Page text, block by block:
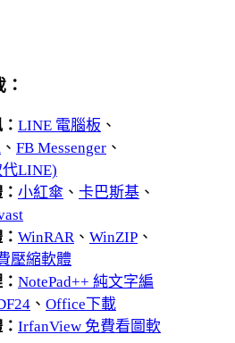
LINE 電腦板 、
、 FB Messenger 、
LINE)
小紅傘 、 卡巴斯基 、
WinRAR 、 WinZIP 、
壓縮軟體
NotePad++ 純文字編
、 Office下載
IrfanView 免費看圖軟